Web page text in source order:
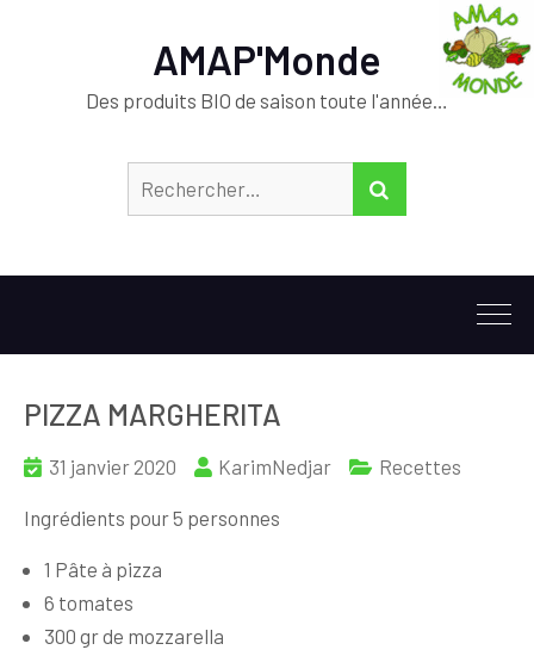
AMAP'Monde
Des produits BIO de saison toute l'année…
PIZZA MARGHERITA
31 janvier 2020 KarimNedjar Recettes
Ingrédients pour 5 personnes
1 Pâte à pizza
6 tomates
300 gr de mozzarella